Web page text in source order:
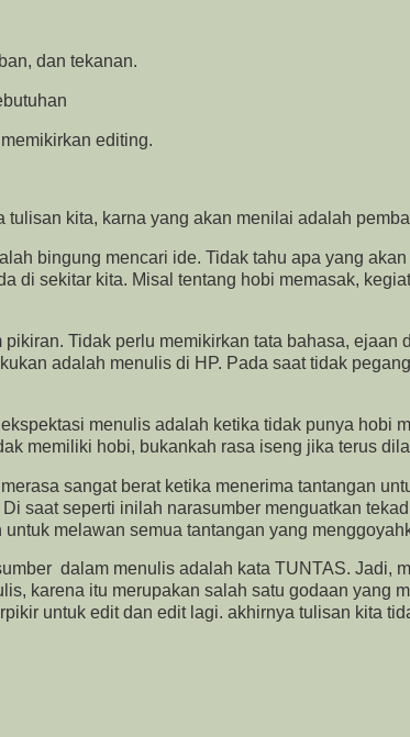
dan tekanan.
editing.
tulisan kita, karna yang akan menilai adalah
bingung mencari ide. Tidak tahu apa yang
di sekitar kita. Misal tentang hobi memasak,
Tidak perlu memikirkan tata bahasa, ejaan
adalah menulis di HP. Pada saat tidak
menulis adalah ketika tidak punya hobi
memiliki hobi, bukankah rasa iseng jika terus
sangat berat ketika menerima tantangan
saat seperti inilah narasumber menguatkan
melawan semua tantangan yang
dalam menulis adalah kata TUNTAS. Jadi,
karena itu merupakan salah satu godaan yang
untuk edit dan edit lagi. akhirnya tulisan kita